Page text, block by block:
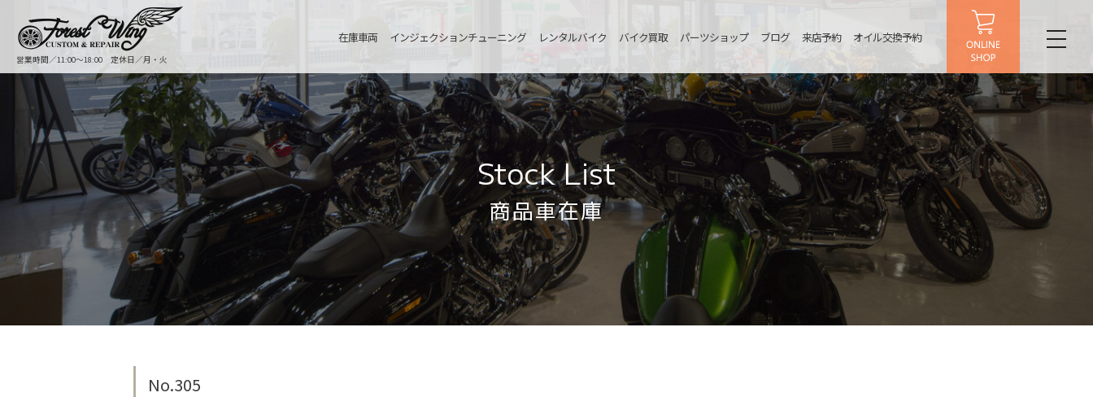
営業時間／11:00〜18:00 定休日／月・火
在庫車両 インジェクションチューニング レンタルバイク バイク買取 パーツショップ ブログ 来店予約 オイル交換予約
Stock List
商品車在庫
No.305